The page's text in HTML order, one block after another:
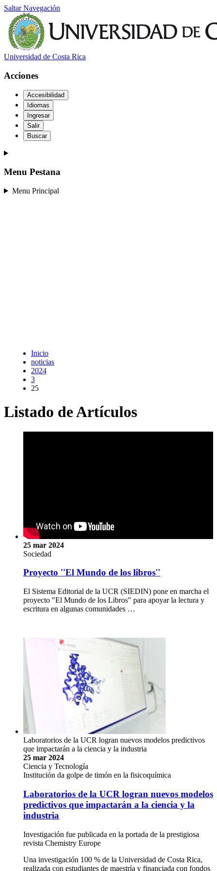
Saltar Navegación
Universidad de Costa Rica
Acciones
Accesibilidad
Idiomas
Ingresar
Salir
Buscar
Menu Pestana
Menu Principal
Inicio
noticias
2024
3
25
Listado de Artículos
25 mar 2024
Sociedad
Proyecto ''El Mundo de los libros''
El Sistema Editorial de la UCR (SIEDIN) pone en marcha el
proyecto "El Mundo de los Libros" para apoyar la lectura y
escritura en algunas comunidades …
Laboratorios de la UCR logran nuevos modelos predictivos
que impactarán a la ciencia y la industria
25 mar 2024
Ciencia y Tecnología
Institución da golpe de timón en la fisicoquímica
Laboratorios de la UCR logran nuevos modelos
predictivos que impactarán a la ciencia y la
industria
Investigación fue publicada en la portada de la prestigiosa
revista Chemistry Europe
Una investigación 100 % de la Universidad de Costa Rica,
realizada con estudiantes de maestría y financiada con fondos